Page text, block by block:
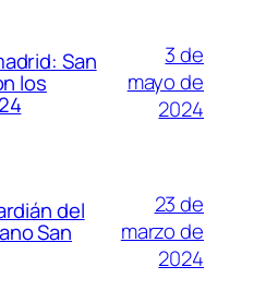
San
los
3 de
mayo de
2024
del
San
23 de
marzo de
2024